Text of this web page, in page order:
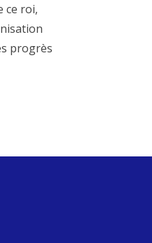
ce roi,
progrès